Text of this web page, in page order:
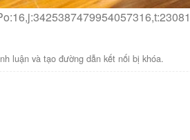
luận và tạo đường dẫn kết nối bị khóa.